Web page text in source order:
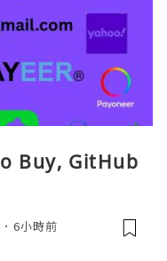
Buy, GitHub
6小時前